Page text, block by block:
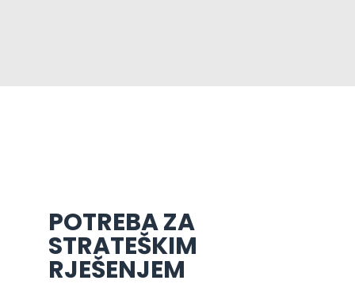
POTREBA ZA
STRATEŠKIM
RJEŠENJEM